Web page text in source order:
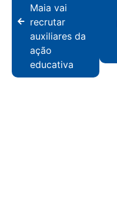
Maia vai
recrutar
auxiliares da
ação
educativa